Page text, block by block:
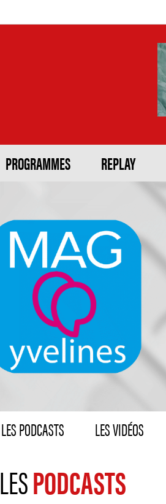
PROGRAMMES REPLAY
LES PODCASTS LES VIDÉOS
LESPODCASTS